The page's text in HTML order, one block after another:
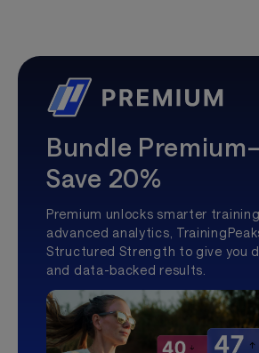
Bundle
Save 20%
Premium unlocks smarter
advanced analytics,
Structured Strength to give you
and data-backed results.